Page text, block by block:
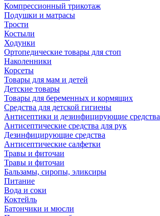
Компрессионный трикотаж
Подушки и матрасы
Трости
Костыли
Ходунки
Ортопедические товары для стоп
Наколенники
Корсеты
Товары для мам и детей
Детские товары
Товары для беременных и кормящих
Средства для детской гигиены
Антисептики и дезинфицирующие средства
Антисептические средства для рук
Дезинфицирующие средства
Антисептические салфетки
Травы и фиточаи
Травы и фиточаи
Бальзамы, сиропы, эликсиры
Питание
Вода и соки
Коктейль
Батончики и мюсли